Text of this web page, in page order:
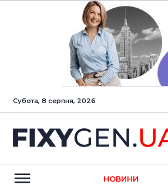
Субота, 8 серпня, 2026
НОВИНИ